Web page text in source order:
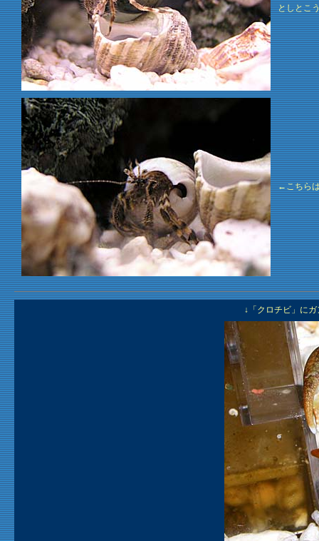
としとこ
←こちら
↓「クロチビ」に